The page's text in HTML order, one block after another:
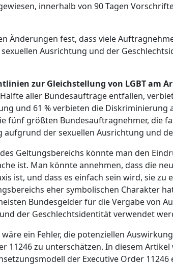
innerhalb von 90 Tagen
Änderungen fest, dass viele
Ausrichtung und der
zur Gleichstellung von LGBT am
aller Bundesaufträge entfallen,
und 61 % verbieten die Diskriminierung
fünf größten Bundesauftragnehmer, die
der sexuellen Ausrichtung und
Geltungsbereichs könnte man den
ist. Man könnte annehmen, dass die
ist, und dass es einfach sein wird, sie zu
eher symbolischen Charakter
Bundesgelder für die Vergabe von
der Geschlechtsidentität verwendet
ein Fehler, die potenziellen
11246 zu unterschätzen. In diesem
der Executive Order 11246